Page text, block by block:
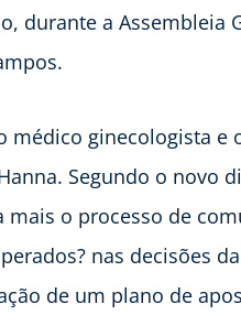
durante a Assembleia
ginecologista e
Segundo o novo
mais o processo de
nas decisões
de um plano de